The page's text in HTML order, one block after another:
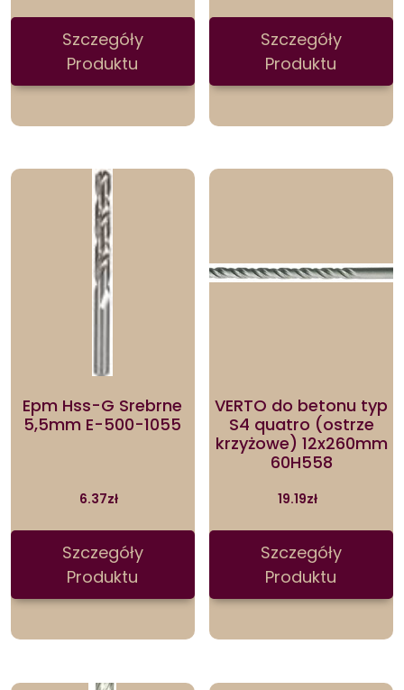
Szczegóły
Produktu
Szczegóły
Produktu
Epm Hss-G Srebrne
5,5mm E-500-1055
6.37zł
Szczegóły
Produktu
VERTO do betonu typ
S4 quatro (ostrze
krzyżowe) 12x260mm
60H558
19.19zł
Szczegóły
Produktu